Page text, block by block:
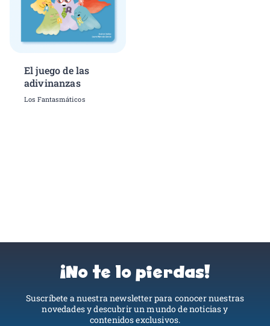
El juego de las
adivinanzas
Los Fantasmáticos
¡No te lo pierdas!
Suscríbete a nuestra newsletter para conocer nuestras
novedades y descubrir un mundo de noticias y
contenidos exclusivos.